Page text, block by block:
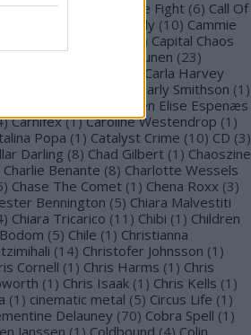
(2) Cadaveria Cage Fight (6) Call Of
Cammie Beverly (10) Cammie
) Capital Chaos
(1) Capri (1 Capri Virkkunen (23)
Carla Harvey
Carly Smithson (1 )
Carmen Elise Espenæs
) Carnifex (1) Caroline Westendrop (1 )
Popa (1 ) Catalyst Crime (10) CD (3)
Darling (8) Chad Gilbert (1 ) Chaoszine
Charlie Benante (8) Charlotte Wessels
) Chase The Comet (1 ) Chena Roxx (3)
Bennington (5) Chiara Malvestiti
) Chiara Tricarico (11 ) Chibi (1 ) Children
(5) Chile (1 ) Christianna
(14) Christofer Johnsson (1 )
Cornell (1 ) Chris Harms (1 ) Chris
(1 ) Chris Isaak (1 ) Chris Kells (1 )
(1 ) cinematic metal (5) Circus Life (1 )
Delauney (70) Cobra Spell (1 )
Janssen (1 ) Coldbound (4) Colin